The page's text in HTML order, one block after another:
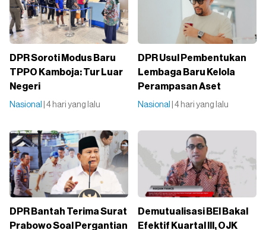
DPR Soroti Modus Baru
TPPO Kamboja: Tur Luar
Negeri
Nasional | 4 hari yang lalu
DPR Usul Pembentukan
Lembaga Baru Kelola
Perampasan Aset
Nasional | 4 hari yang lalu
DPR Bantah Terima Surat
Prabowo Soal Pergantian
Demutualisasi BEI Bakal
Efektif Kuartal III, OJK